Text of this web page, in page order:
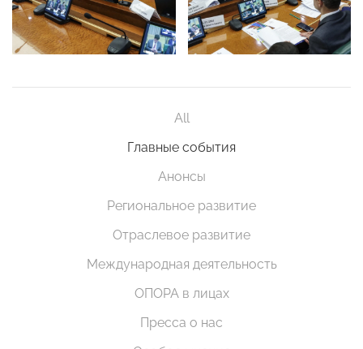
All
Главные события
Анонсы
Региональное развитие
Отраслевое развитие
Международная деятельность
ОПОРА в лицах
Пресса о нас